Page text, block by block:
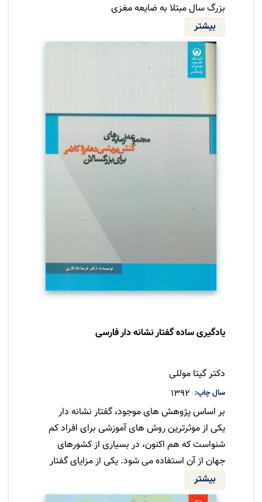
بزرگ سال مبتلا به ضایعه مغزی
بیشتر
یادگیری ساده گفتار نشانه دار فارسی
دکتر گیتا موللی
سال چاپ
1392
بر اساس پژوهش های موجود، گفتار نشانه دار
یکی از موثرترین روش های آموزشی برای افراد کم
شنواست که هم اکنون، در بسیاری از کشورهای
جهان از آن استفاده می شود. یکی از مزایای گفتار
نشانه دار، سادگی و سهولت یادگیری آن است.در
این کتاب تلاش شده ،گفتار نشانه دار فارسی را
بیشتر